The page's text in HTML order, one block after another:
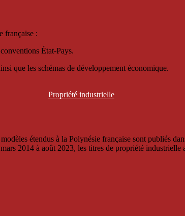
française :
État-Pays.
que les schémas de développement économique.
Propriété industrielle
étendus à la Polynésie française sont publiés
2014 à août 2023, les titres de propriété